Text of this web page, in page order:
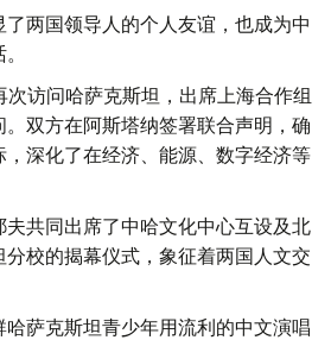
两国领导人的个人友谊，也成为中
访问哈萨克斯坦，出席上海合作组
双方在阿斯塔纳签署联合声明，确
深化了在经济、能源、数字经济等
共同出席了中哈文化中心互设及北
校的揭幕仪式，象征着两国人文交
萨克斯坦青少年用流利的中文演唱